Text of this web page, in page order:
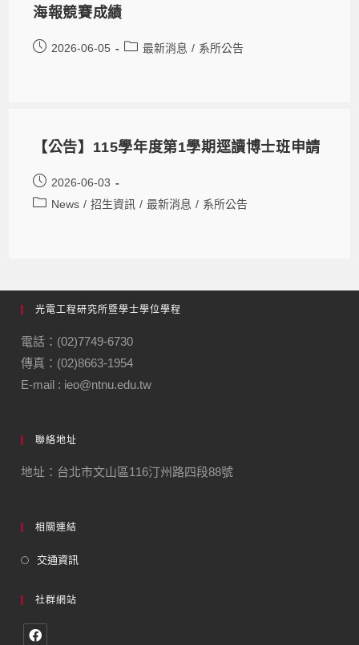
海報競賽成績
2026-06-05 最新消息 / 系所公告
【公告】115學年度第1學期逕讀博士班申請
2026-06-03
News / 招生資訊 / 最新消息 / 系所公告
光電工程研究所暨學士學位學程
電話：(02)7749-6730
傳真：(02)8663-1954
E-mail : ieo@ntnu.edu.tw
聯絡地址
地址：台北市文山區116汀州路四段88號
相關連結
交通資訊
社群網站